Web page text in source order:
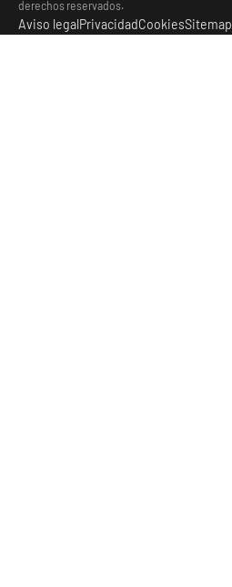
derechos reservados.
Aviso legalPrivacidadCookiesSitemap